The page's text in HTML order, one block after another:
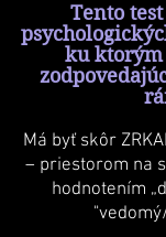
Tento
ku
Má byť skôr
– priestorom na
hodnotením